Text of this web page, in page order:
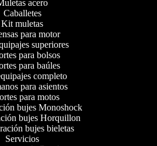
acero
Caballetes
Kit muletas
para motor
superiores
para bolsos
para baúles
completo
para asientos
para motos
bujes Monoshock
bujes Horquillon
bujes bieletas
Servicios